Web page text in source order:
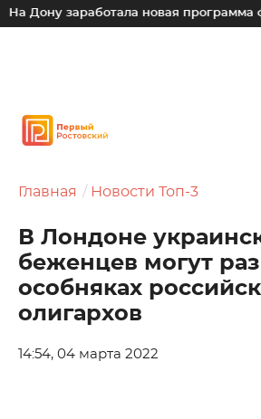
Дону заработала новая программа
Главная Новости Топ-3
В Лондоне
беженцев могут
особняках
олигархов
14:54, 04 марта 2022